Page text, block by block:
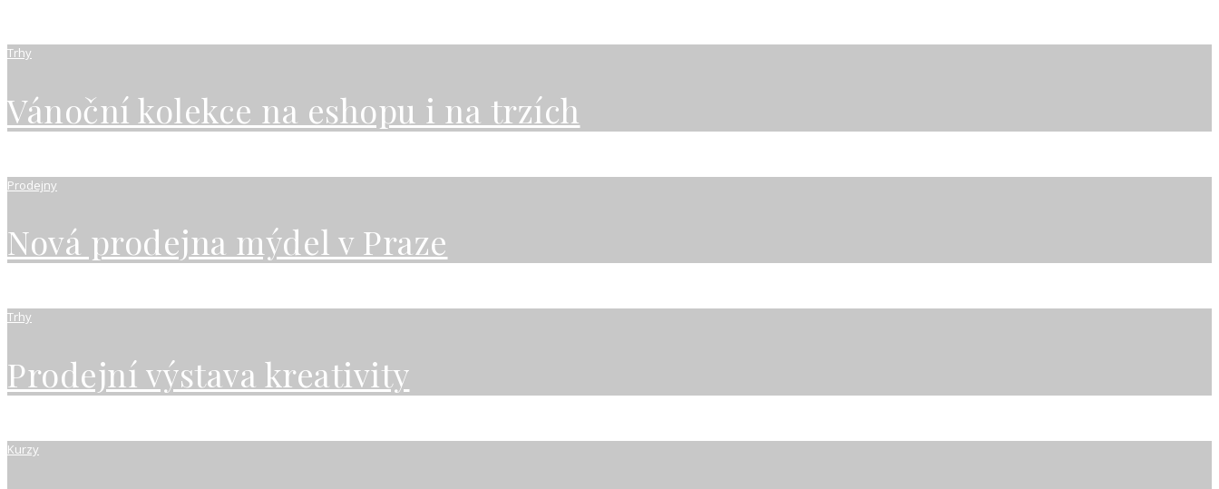
Trhy
Vánoční kolekce na eshopu i na trzích
Prodejny
Nová prodejna mýdel v Praze
Trhy
Prodejní výstava kreativity
Kurzy